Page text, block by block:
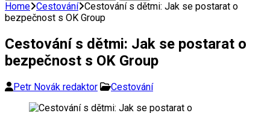
Home Cestování Cestování s dětmi: Jak se postarat o
bezpečnost s OK Group
Cestování s dětmi: Jak se postarat o
bezpečnost s OK Group
Petr Novák redaktor Cestování